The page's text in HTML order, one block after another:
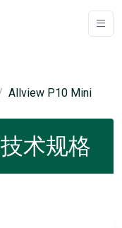
Allview P10 Mini
术规格